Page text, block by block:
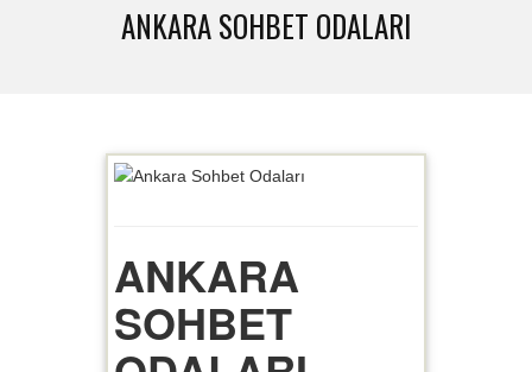
ANKARA SOHBET ODALARI
ANKARA
SOHBET